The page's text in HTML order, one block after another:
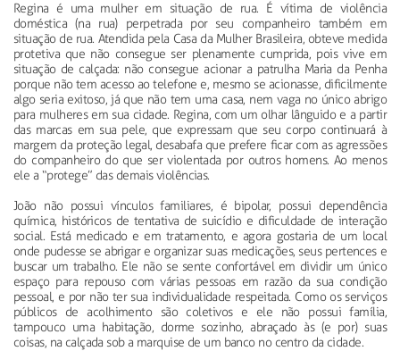
Regina é uma mulher em situação de rua. É vítima de violência
doméstica (na rua) perpetrada por seu companheiro também em
situação de rua. Atendida pela Casa da Mulher Brasileira, obteve medida
protetiva que não consegue ser plenamente cumprida, pois vive em
situação de calçada: não consegue acionar a patrulha Maria da Penha
porque não tem acesso ao telefone e, mesmo se acionasse, dificilmente
algo seria exitoso, já que não tem uma casa, nem vaga no único abrigo
para mulheres em sua cidade. Regina, com um olhar lânguido e a partir
das marcas em sua pele, que expressam que seu corpo continuará à
margem da proteção legal, desabafa que prefere ficar com as agressões
do companheiro do que ser violentada por outros homens. Ao menos
ele a “protege” das demais violências.
João não possui vínculos familiares, é bipolar, possui dependência
química, históricos de tentativa de suicídio e dificuldade de interação
social. Está medicado e em tratamento, e agora gostaria de um local
onde pudesse se abrigar e organizar suas medicações, seus pertences e
buscar um trabalho. Ele não se sente confortável em dividir um único
espaço para repouso com várias pessoas em razão da sua condição
pessoal, e por não ter sua individualidade respeitada. Como os serviços
públicos de acolhimento são coletivos e ele não possui família,
tampouco uma habitação, dorme sozinho, abraçado às (e por) suas
coisas, na calçada sob a marquise de um banco no centro da cidade.